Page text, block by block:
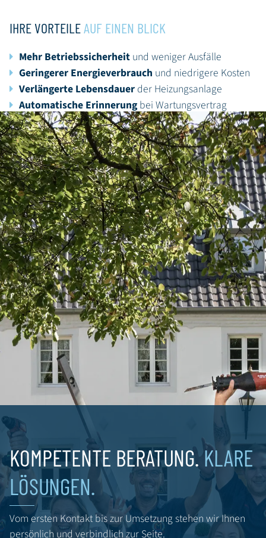
IHRE VORTEILE AUF EINEN BLICK
Mehr Betriebssicherheit und weniger Ausfälle
Geringerer Energieverbrauch und niedrigere Kosten
Verlängerte Lebensdauer der Heizungsanlage
Automatische Erinnerung bei Wartungsvertrag
Fachgerechter Servicedurch erfahrene Techniker
Für eine sichere und effiziente Heiztechnik in Köln und
Umgebung sind wir Ihr zuverlässiger Ansprechpartner.
KONTAKT NOTDIENST
MONTAG
08:00 - 16:30
DIENSTAG
08:00 - 16:30
MITTWOCH
08:00 - 16:30
DONNERSTAG
08:00 - 16:30
FREITAG
08:00 - 13:30
KOMPETENTE BERATUNG.KLARE
LÖSUNGEN.
Vom ersten Kontakt bis zur Umsetzung stehen wir Ihnen
persönlich und verbindlich zur Seite.